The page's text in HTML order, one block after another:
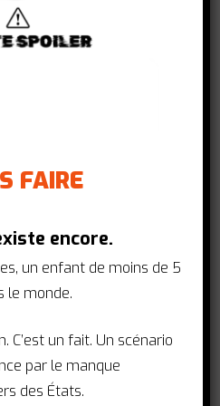
consacrer 0,7 % de
à l’aide publique au
et
0,7 % du
(RNB) à l’aide
?
MARQUEUR DES
FAIRE
encore.
un enfant de moins de 5
le monde.
C’est un fait. Un scénario
par le manque
des États.